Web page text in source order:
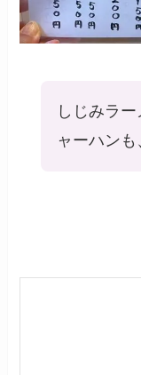
しじみラ
ャーハンも